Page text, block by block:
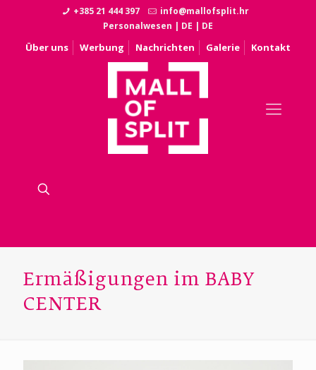
+385 21 444 397
info@mallofsplit.hr
Personalwesen | DE | DE
Über uns Werbung Nachrichten Galerie Kontakt
Ermäßigungen im BABY
CENTER